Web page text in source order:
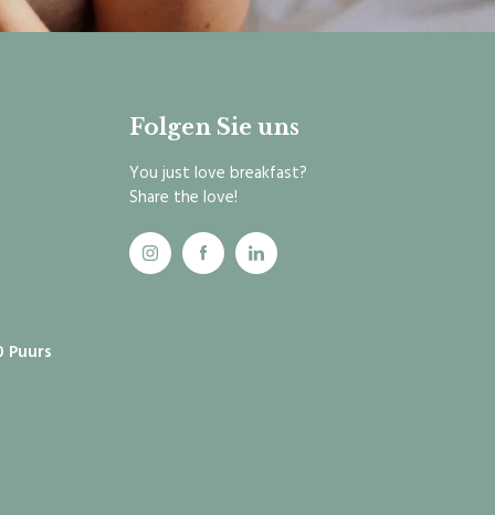
Puurs
Folgen Sie uns
You just love breakfast?
Share the love!